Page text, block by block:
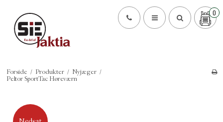
0
Forside / Produkter / Nyjæger /
Peltor SportTac Høreværn